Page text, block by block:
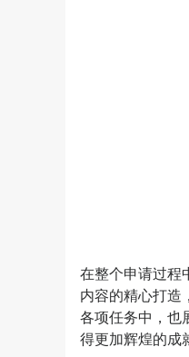
在整个申请过程
内容的精心打造
各项任务中，也
得更加辉煌的成